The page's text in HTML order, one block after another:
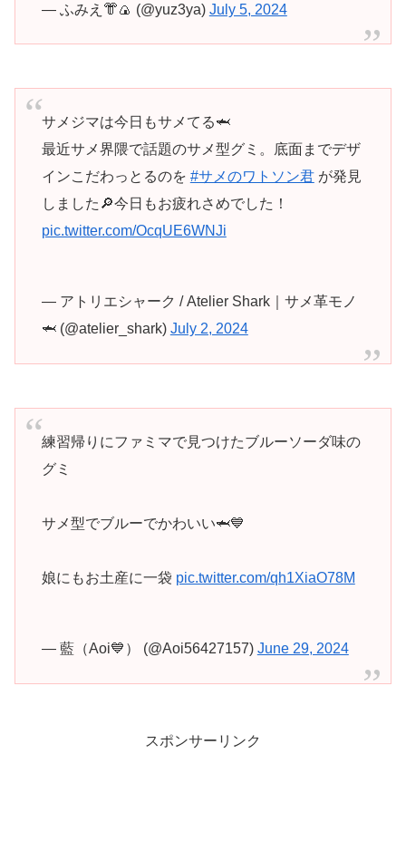
— ふみえ👘🍙 (@yuz3ya) July 5, 2024
サメジマは今日もサメてる🦈
最近サメ界隈で話題のサメ型グミ。底面までデザ
インこだわっとるのを #サメのワトソン君が発見
しました🔎今日もお疲れさめでした！
pic.twitter.com/OcqUE6WNJi
— アトリエシャーク / Atelier Shark｜サメ革モノ
🦈 (@atelier_shark) July 2, 2024
練習帰りにファミマで見つけたブルーソーダ味の
グミ
サメ型でブルーでかわいい🦈💙
娘にもお土産に一袋 pic.twitter.com/qh1XiaO78M
— 藍（Aoi💙） (@Aoi56427157) June 29, 2024
スポンサーリンク